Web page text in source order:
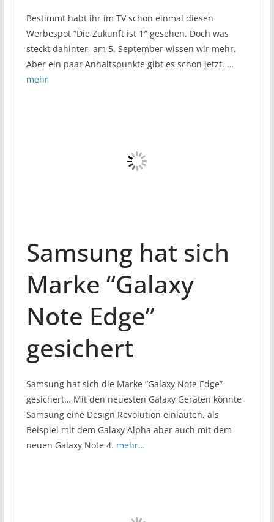
Bestimmt habt ihr im TV schon einmal diesen
Werbespot “Die Zukunft ist 1″ gesehen. Doch was
steckt dahinter, am 5. September wissen wir mehr.
Aber ein paar Anhaltspunkte gibt es schon jetzt. …
mehr
Samsung hat sich
Marke “Galaxy
Note Edge”
gesichert
Samsung hat sich die Marke “Galaxy Note Edge”
gesichert… Mit den neuesten Galaxy Geräten könnte
Samsung eine Design Revolution einläuten, als
Beispiel mit dem Galaxy Alpha aber auch mit dem
neuen Galaxy Note 4. mehr…